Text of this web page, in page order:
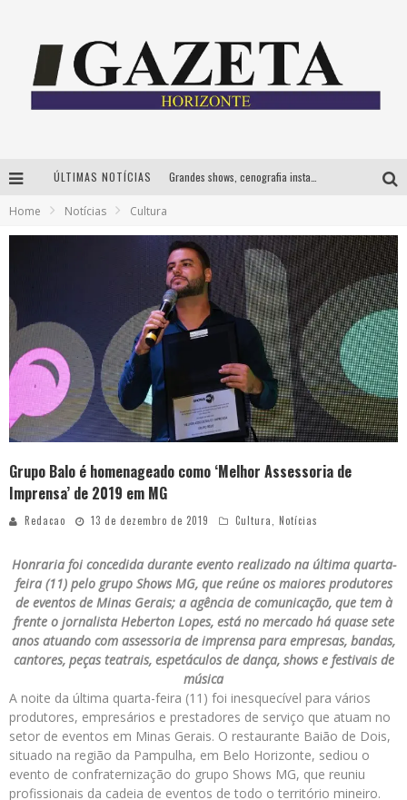
ÚLTIMAS NOTÍCIAS
Festival Sensacional! leva arte para além dos palcos em parcerias com Inhotim e Festa da Luz, dias 8 e 9 de agosto
CÊ TÁ DOIDO FESTIVAL já tem mais de 80% dos ingressos vendidos para edição de BH
Home Notícias Cultura
Grupo Balo é homenageado como ‘Melhor Assessoria de
Imprensa’ de 2019 em MG
Redacao 13 de dezembro de 2019 Cultura, Notícias
Honraria foi concedida durante evento realizado na última quarta-
feira (11) pelo grupo Shows MG, que reúne os maiores produtores
de eventos de Minas Gerais; a agência de comunicação, que tem à
frente o jornalista HebertonLopes, está no mercado há quase sete
anos atuando com assessoria de imprensa para empresas, bandas,
cantores, peças teatrais, espetáculos de dança, shows e festivais de
música
A noite da última quarta-feira (11) foi inesquecível para vários
produtores, empresários e prestadores de serviço que atuam no
setor de eventos em Minas Gerais. O restaurante Baião de Dois,
situado na região da Pampulha, em Belo Horizonte, sediou o
evento de confraternização do grupo Shows MG, que reuniu
profissionais da cadeia de eventos de todo o território mineiro.